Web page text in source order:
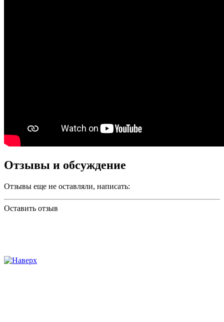
Отзывы и обсуждение
Отзывы еще не оставляли, написать:
Оставить отзыв